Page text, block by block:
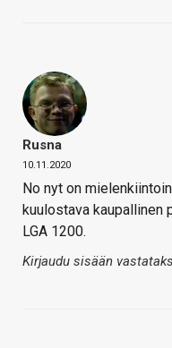
Rusna
10.11.2020
No nyt on
kuulostava kaupallinen
LGA 1200.
Kirjaudu sisään